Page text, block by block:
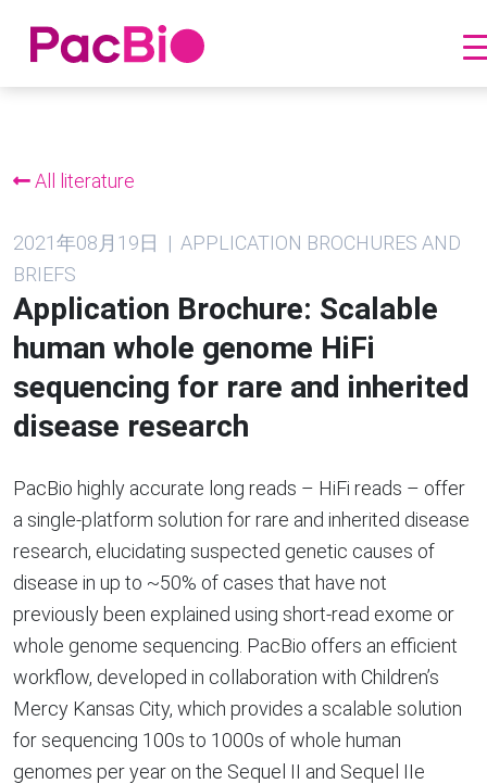
All literature
2021年08月19日 | APPLICATION BROCHURES AND
BRIEFS
Application Brochure: Scalable
human whole genome HiFi
sequencing for rare and inherited
disease research
PacBio highly accurate long reads – HiFi reads – offer
a single-platform solution for rare and inherited disease
research, elucidating suspected genetic causes of
disease in up to ~50% of cases that have not
previously been explained using short-read exome or
whole genome sequencing. PacBio offers an efficient
workflow, developed in collaboration with Children’s
Mercy Kansas City, which provides a scalable solution
for sequencing 100s to 1000s of whole human
genomes per year on the Sequel II and Sequel IIe